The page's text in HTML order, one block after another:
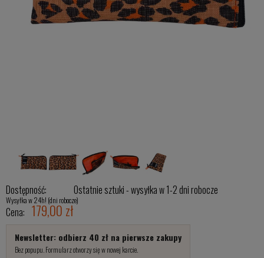
Dostępność: Ostatnie sztuki - wysyłka w 1-2 dni robocze
Wysyłka w 24h! (dni robocze)
Cena: 179,00 zł
Newsletter: odbierz 40 zł na pierwsze zakupy
Bez popupu. Formularz otworzy się w nowej karcie.